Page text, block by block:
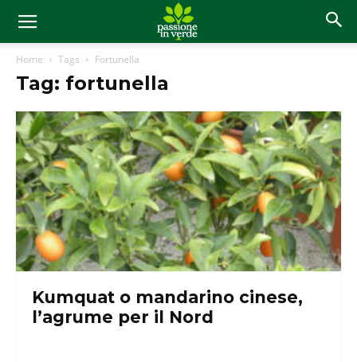
Home Tags Fortunella
Tag: fortunella
Kumquat o mandarino cinese,
l’agrume per il Nord